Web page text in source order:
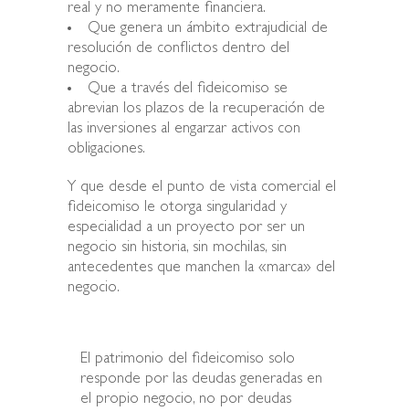
real y no meramente financiera.
Que genera un ámbito extrajudicial de
resolución de conflictos dentro del
negocio.
Que a través del fideicomiso se
abrevian los plazos de la recuperación de
las inversiones al engarzar activos con
obligaciones.
Y que desde el punto de vista comercial el
fideicomiso le otorga singularidad y
especialidad a un proyecto por ser un
negocio sin historia, sin mochilas, sin
antecedentes que manchen la «marca» del
negocio.
El patrimonio del fideicomiso solo
responde por las deudas generadas en
el propio negocio, no por deudas